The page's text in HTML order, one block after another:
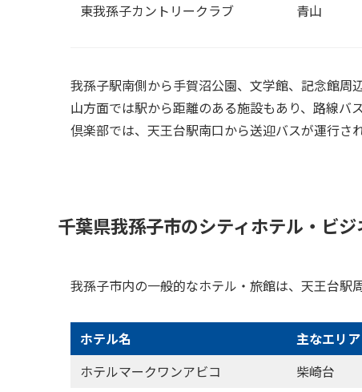
東我孫子カントリークラブ
青山
我孫子駅南側から手賀沼公園、文学館、記念館周
山方面では駅から距離のある施設もあり、路線バ
倶楽部では、天王台駅南口から送迎バスが運行され
千葉県我孫子市のシティホテル・ビ
我孫子市内の一般的なホテル・旅館は、天王台駅
ホテル名 主なエリア
ホテルマークワンアビコ
柴崎台